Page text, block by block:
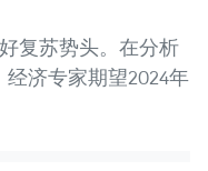
复苏势头。在分析
济专家期望2024年